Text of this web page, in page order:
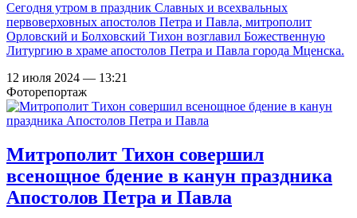
Сегодня утром в праздник Славных и всехвальных
первоверховных апостолов Петра и Павла, митрополит
Орловский и Болховский Тихон возглавил Божественную
Литургию в храме апостолов Петра и Павла города Мценска.
12 июля 2024 — 13:21
Фоторепортаж
Митрополит Тихон совершил
всенощное бдение в канун праздника
Апостолов Петра и Павла